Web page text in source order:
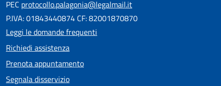
PEC protocollo.palagonia@legalmail.it
P.IVA: 01843440874 CF: 82001870870
Leggi le domande frequenti
Richiedi assistenza
Prenota appuntamento
Segnala disservizio